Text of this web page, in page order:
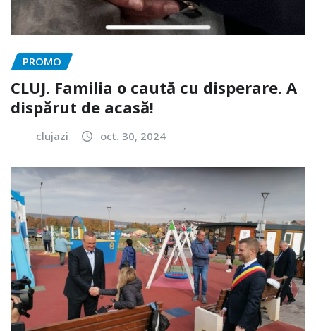
PROMO
CLUJ. Familia o caută cu disperare. A
dispărut de acasă!
clujazi oct. 30, 2024